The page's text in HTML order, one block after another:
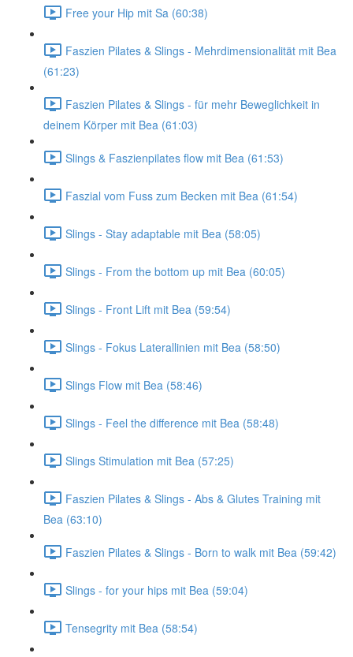
Free your Hip mit Sa (60:38)
Faszien Pilates & Slings - Mehrdimensionalität mit Bea
(61:23)
Faszien Pilates & Slings - für mehr Beweglichkeit in
deinem Körper mit Bea (61:03)
Slings & Faszienpilates flow mit Bea (61:53)
Faszial vom Fuss zum Becken mit Bea (61:54)
Slings - Stay adaptable mit Bea (58:05)
Slings - From the bottom up mit Bea (60:05)
Slings - Front Lift mit Bea (59:54)
Slings - Fokus Laterallinien mit Bea (58:50)
Slings Flow mit Bea (58:46)
Slings - Feel the difference mit Bea (58:48)
Slings Stimulation mit Bea (57:25)
Faszien Pilates & Slings - Abs & Glutes Training mit
Bea (63:10)
Faszien Pilates & Slings - Born to walk mit Bea (59:42)
Slings - for your hips mit Bea (59:04)
Tensegrity mit Bea (58:54)